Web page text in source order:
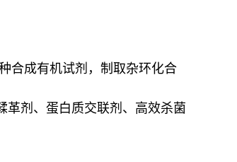
合成有机试剂，制取杂环化合
剂、蛋白质交联剂、高效杀菌